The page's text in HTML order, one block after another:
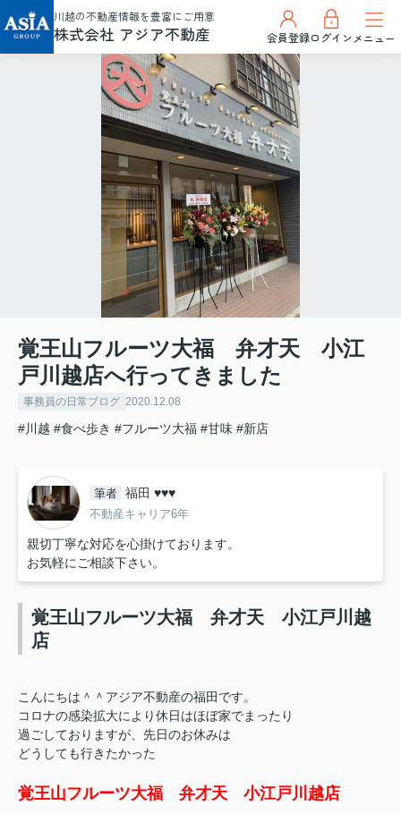
川越の不動産情報を豊富にご用意
株式会社 アジア不動産 会員登録ログインメニュー
覚王山フルーツ大福 弁才天 小江
戸川越店へ行ってきました
事務員の日常ブログ 2020.12.08
#川越 #食べ歩き #フルーツ大福 #甘味 #新店
筆者 福田 ♥♥♥
不動産キャリア6年
親切丁寧な対応を心掛けております。
お気軽にご相談下さい。
覚王山フルーツ大福 弁才天 小江戸川越
店
こんにちは＾＾アジア不動産の福田です。
コロナの感染拡大により休日はほぼ家でまったり
過ごしておりますが、先日のお休みは
どうしても行きたかった
覚王山フルーツ大福 弁才天 小江戸川越店